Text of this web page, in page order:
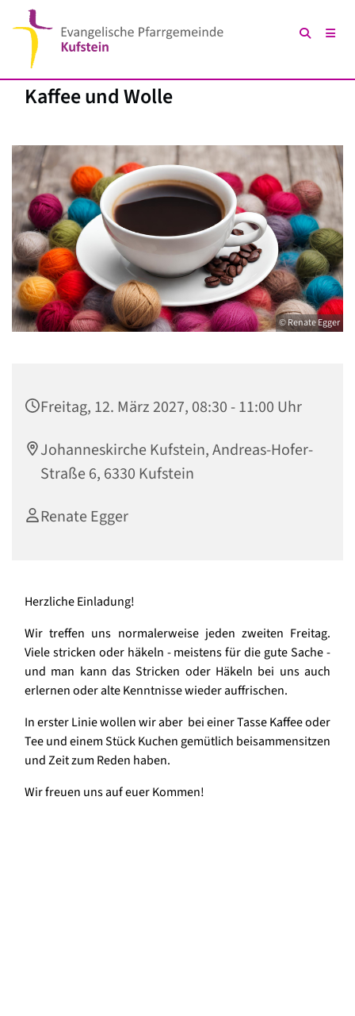
Kaffee und Wolle
© Renate Egger
Freitag, 12. März 2027, 08:30 - 11:00 Uhr
Johanneskirche Kufstein, Andreas-Hofer-
Straße 6, 6330 Kufstein
Renate Egger
Herzliche Einladung!
Wir treffen uns normalerweise jeden zweiten Freitag.
Viele stricken oder häkeln - meistens für die gute Sache -
und man kann das Stricken oder Häkeln bei uns auch
erlernen oder alte Kenntnisse wieder auffrischen.
In erster Linie wollen wir aber bei einer Tasse Kaffee oder
Tee und einem Stück Kuchen gemütlich beisammensitzen
und Zeit zum Reden haben.
Wir freuen uns auf euer Kommen!